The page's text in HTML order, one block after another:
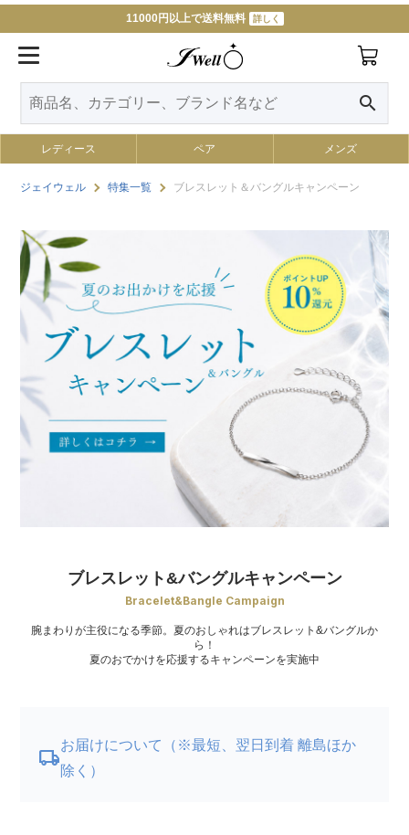
11000円以上で送料無料 詳しく
search
レディース ペア メンズ
ジェイウェル 特集一覧 ブレスレット＆バングルキャンペーン
ブレスレット&バングルキャンペーン
Bracelet&Bangle Campaign
腕まわりが主役になる季節。夏のおしゃれはブレスレット&バングルか
ら！
夏のおでかけを応援するキャンペーンを実施中
local_shipping
お届けについて（※最短、翌日到着 離島ほか
除く）